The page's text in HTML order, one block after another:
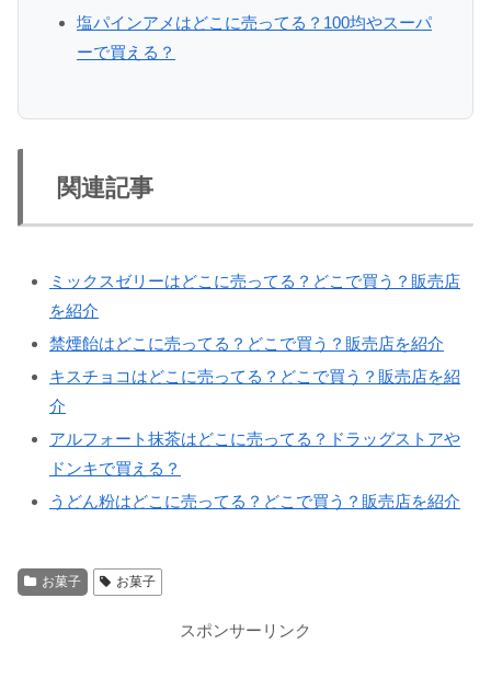
塩パインアメはどこに売ってる？100均やスーパ
ーで買える？
関連記事
ミックスゼリーはどこに売ってる？どこで買う？販売店
を紹介
禁煙飴はどこに売ってる？どこで買う？販売店を紹介
キスチョコはどこに売ってる？どこで買う？販売店を紹
介
アルフォート抹茶はどこに売ってる？ドラッグストアや
ドンキで買える？
うどん粉はどこに売ってる？どこで買う？販売店を紹介
お菓子 お菓子
スポンサーリンク